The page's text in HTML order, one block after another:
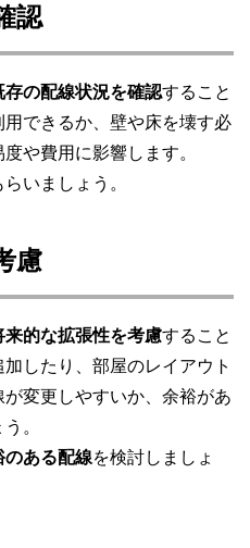
認
存の配線状況を確認すること
できるか、壁や床を壊す必
や費用に影響します。
いましょう。
慮
来的な拡張性を考慮すること
したり、部屋のレイアウト
変更しやすいか、余裕があ
。
のある配線を検討しましょ